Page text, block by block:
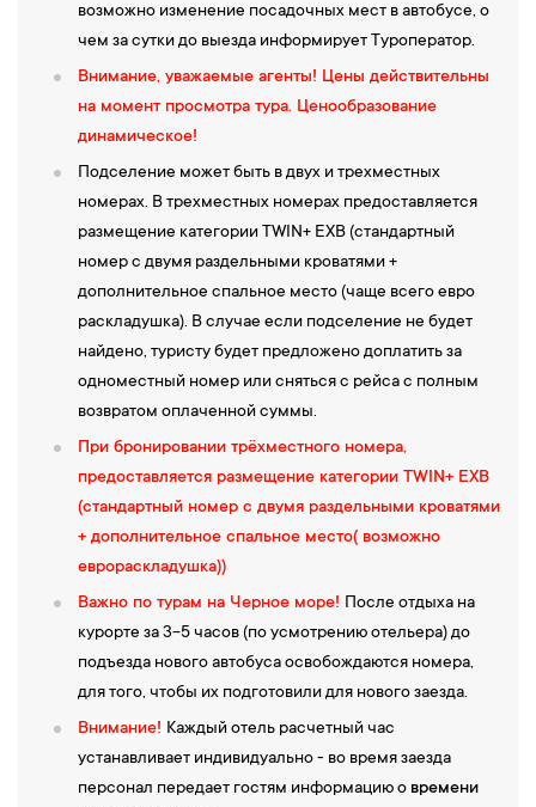
возможно изменение посадочных мест в автобусе, о
чем за сутки до выезда информирует Туроператор.
Внимание, уважаемые агенты! Цены действительны
на момент просмотра тура. Ценообразование
динамическое!
Подселение может быть в двух и трехместных
номерах. В трехместных номерах предоставляется
размещение категории TWIN+ EXB (стандартный
номер с двумя раздельными кроватями +
дополнительное спальное место (чаще всего евро
раскладушка). В случае если подселение не будет
найдено, туристу будет предложено доплатить за
одноместный номер или сняться с рейса с полным
возвратом оплаченной суммы.
При бронировании трёхместного номера,
предоставляется размещение категории TWIN+ EXB
(стандартный номер с двумя раздельными кроватями
+ дополнительное спальное место( возможно
еврораскладушка))
Важно по турам на Черное море! После отдыха на
курорте за 3-5 часов (по усмотрению отельера) до
подъезда нового автобуса освобождаются номера,
для того, чтобы их подготовили для нового заезда.
Внимание! Каждый отель расчетный час
устанавливает индивидуально - во время заезда
персонал передает гостям информацию о времени